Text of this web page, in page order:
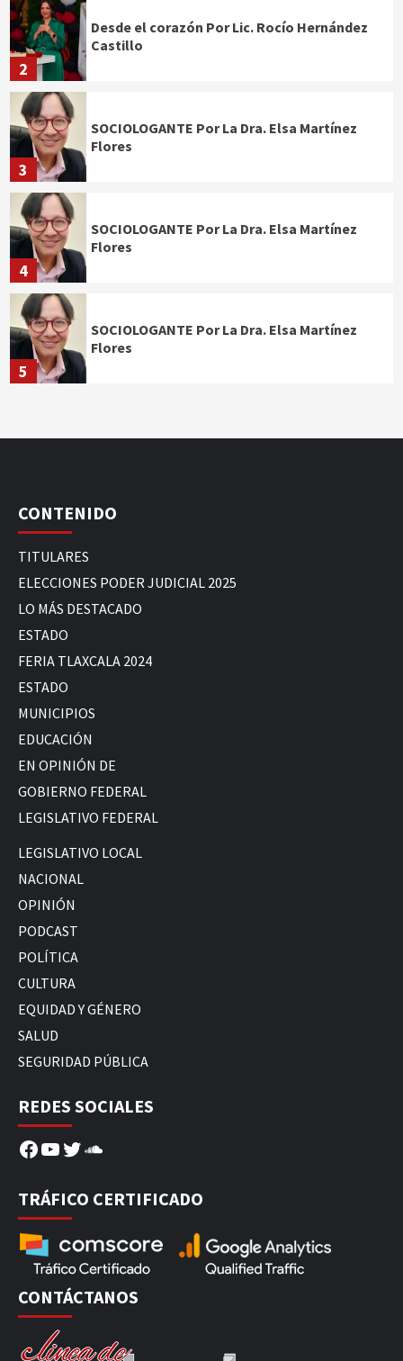
2
Desde el corazón Por Lic. Rocío Hernández
Castillo
3
SOCIOLOGANTE Por La Dra. Elsa Martínez
Flores
4
SOCIOLOGANTE Por La Dra. Elsa Martínez
Flores
5
SOCIOLOGANTE Por La Dra. Elsa Martínez
Flores
CONTENIDO
TITULARES
ELECCIONES PODER JUDICIAL 2025
LO MÁS DESTACADO
ESTADO
FERIA TLAXCALA 2024
ESTADO
MUNICIPIOS
EDUCACIÓN
EN OPINIÓN DE
GOBIERNO FEDERAL
LEGISLATIVO FEDERAL
LEGISLATIVO LOCAL
NACIONAL
OPINIÓN
PODCAST
POLÍTICA
CULTURA
EQUIDAD Y GÉNERO
SALUD
SEGURIDAD PÚBLICA
REDES SOCIALES
Facebook
YouTube
Twitter
SoundCloud
TRÁFICO CERTIFICADO
CONTÁCTANOS